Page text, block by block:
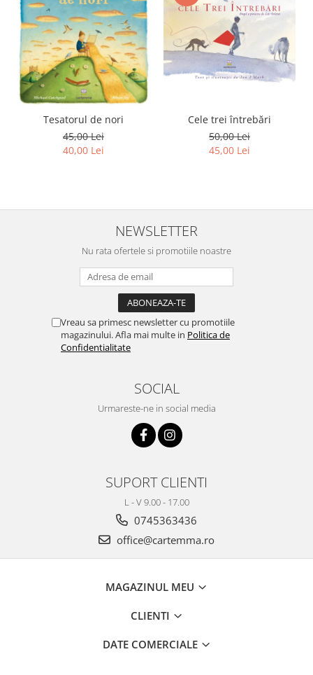
Tesatorul de nori
45,00 Lei
40,00 Lei
Cele trei întrebări
50,00 Lei
45,00 Lei
NEWSLETTER
Nu rata ofertele si promotiile noastre
Vreau sa primesc newsletter cu promotiile
magazinului. Afla mai multe in Politica de
Confidentialitate
SOCIAL
Urmareste-ne in social media
SUPORT CLIENTI
L - V 9.00 - 17.00
0745363436
office@cartemma.ro
MAGAZINUL MEU
CLIENTI
DATE COMERCIALE